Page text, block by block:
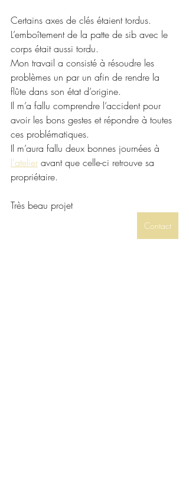
Certains axes de clés étaient tordus.
L’emboîtement de la patte de sib avec le
corps était aussi tordu.
Mon travail a consisté à résoudre les
problèmes un par un afin de rendre la
flûte dans son état d’origine.
Il m’a fallu comprendre l’accident pour
avoir les bons gestes et répondre à toutes
ces problématiques.
Il m’aura fallu deux bonnes journées à
l'atelier avant que celle-ci retrouve sa
propriétaire.
Très beau projet
Contact